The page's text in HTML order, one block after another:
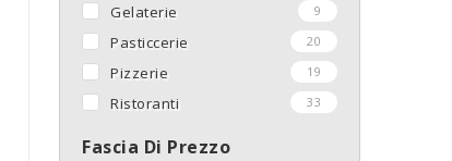
Gelaterie 9
Pasticcerie 20
Pizzerie 19
Ristoranti 33
Fascia Di Prezzo